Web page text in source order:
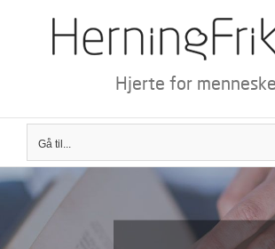
Hjerte for
Gå til...